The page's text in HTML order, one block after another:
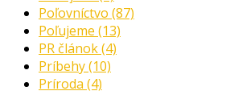
Poľovníctvo (87)
Poľujeme (13)
PR článok(4)
Príbehy(10)
Príroda (4)